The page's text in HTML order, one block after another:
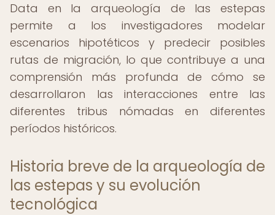
Data en la arqueología de las estepas
permite a los investigadores modelar
escenarios hipotéticos y predecir posibles
rutas de migración, lo que contribuye a una
comprensión más profunda de cómo se
desarrollaron las interacciones entre las
diferentes tribus nómadas en diferentes
períodos históricos.
Historia breve de la arqueología de
las estepas y su evolución
tecnológica